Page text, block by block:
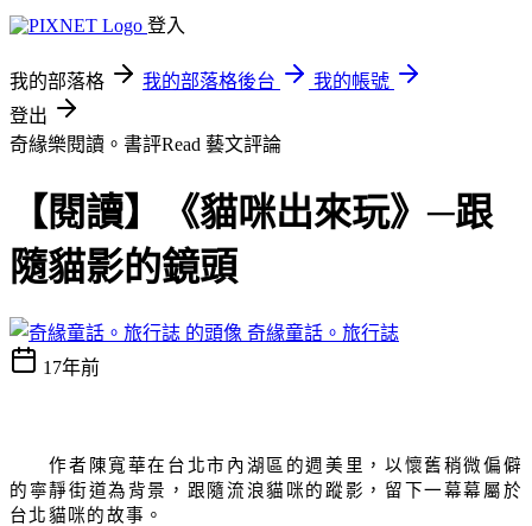
登入
我的部落格 我的部落格後台
我的帳號
登出
奇緣樂閱讀。書評Read 藝文評論
【閱讀】《貓咪出來玩》─跟
隨貓影的鏡頭
奇緣童話。旅行誌
17年前
作者陳寬華在台北市內湖區的週美里，以懷舊稍微偏僻
的寧靜街道為背景，跟隨流浪貓咪的蹤影，留下一幕幕屬於
台北貓咪的故事。